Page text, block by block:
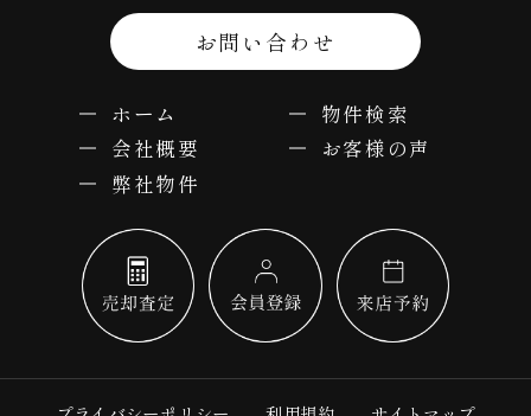
お問い合わせ
ホーム
物件検索
会社概要
お客様の声
弊社物件